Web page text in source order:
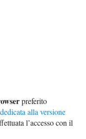
preferito
alla versione
l’accesso con il